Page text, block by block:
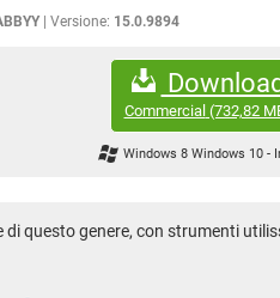
Versione: 15.0.9894
Download
Commercial(732,82
Windows 8 Windows 10 -
di questo genere, con strumenti